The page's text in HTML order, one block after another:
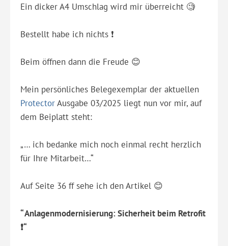
Ein dicker A4 Umschlag wird mir überreicht 🧐
Bestellt habe ich nichts ❗️
Beim öffnen dann die Freude 😊
Mein persönliches Belegexemplar der aktuellen
ProtectorAusgabe 03/2025 liegt nun vor mir, auf
dem Beiplatt steht:
„… ich bedanke mich noch einmal recht herzlich
für Ihre Mitarbeit…“
Auf Seite 36 ff sehe ich den Artikel 😊
“ Anlagenmodernisierung: Sicherheit beim Retrofit
❗️“